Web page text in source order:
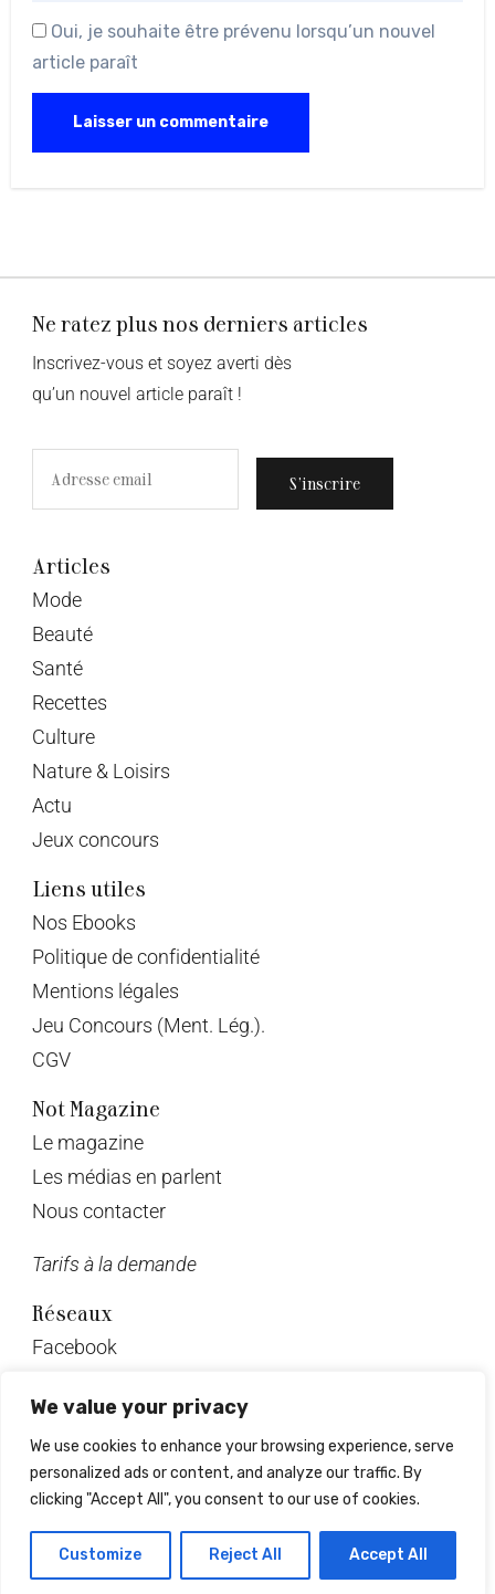
We value your privacy
We use cookies to enhance your browsing experience, serve
personalized ads or content, and analyze our traffic. By
clicking "Accept All", you consent to our use of cookies.
Customize Reject All Accept All
Oui, je souhaite être prévenu lorsqu’un nouvel
article paraît
Ne ratez plus nos derniers articles
Inscrivez-vous et soyez averti dès
qu’un nouvel article paraît !
S’inscrire
Articles
Mode
Beauté
Santé
Recettes
Culture
Nature & Loisirs
Actu
Jeux concours
Liens utiles
Nos Ebooks
Politique de confidentialité
Mentions légales
Jeu Concours (Ment. Lég.).
CGV
Not Magazine
Le magazine
Les médias en parlent
Nous contacter
Tarifs à la demande
Réseaux
Facebook
Instagram
Pinterest
Linkedin
© Not Magazine 2023
Design & développement : Mrlsagency